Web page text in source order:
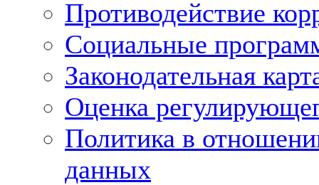
Противодействие
Социальные
Законодательная
Оценка
Политика в
данных